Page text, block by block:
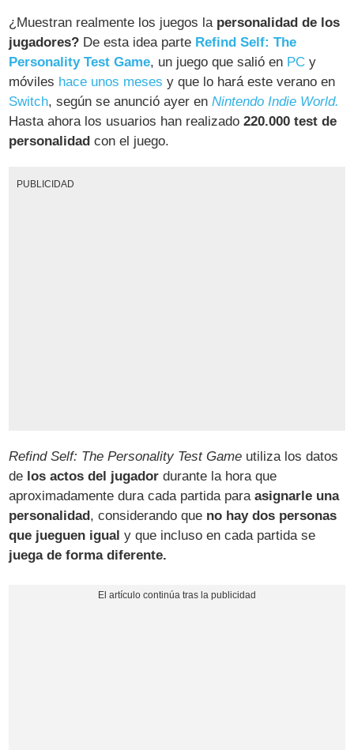
¿Muestran realmente los juegos la personalidad de los
jugadores? De esta idea parte Refind Self: The
Personality Test Game, un juego que salió en PC y
móviles hace unos meses y que lo hará este verano en
Switch, según se anunció ayer enNintendo Indie World.
Hasta ahora los usuarios han realizado220.000 test de
personalidad con el juego.
PUBLICIDAD
Refind Self: The Personality Test Game utiliza los datos
de los actos del jugador durante la hora que
aproximadamente dura cada partida paraasignarle una
personalidad, considerando que no hay dos personas
que jueguen igual y que incluso en cada partida se
juega de forma diferente.